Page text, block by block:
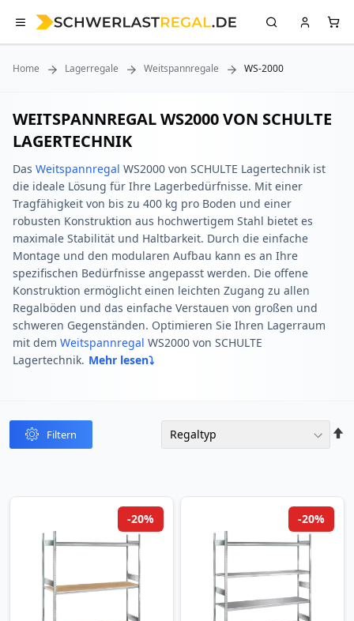
Home Lagerregale Weitspannregale WS-2000
WEITSPANNREGAL WS2000 VON SCHULTE
LAGERTECHNIK
Das Weitspannregal WS2000 von SCHULTE Lagertechnik ist
die ideale Lösung für Ihre Lagerbedürfnisse. Mit einer
Tragfähigkeit von bis zu 400 kg pro Boden und einer
robusten Konstruktion aus hochwertigem Stahl bietet es
maximale Stabilität und Haltbarkeit. Durch die einfache
Montage und den modularen Aufbau kann es an Ihre
spezifischen Bedürfnisse angepasst werden. Die offene
Konstruktion ermöglicht einen leichten Zugang zu allen
Regalböden und das einfache Verstauen von großen und
schweren Gegenständen. Optimieren Sie Ihren Lagerraum
mit dem Weitspannregal WS2000 von SCHULTE
Lagertechnik. Mehr lesen
In
-20% -20%
Filtern